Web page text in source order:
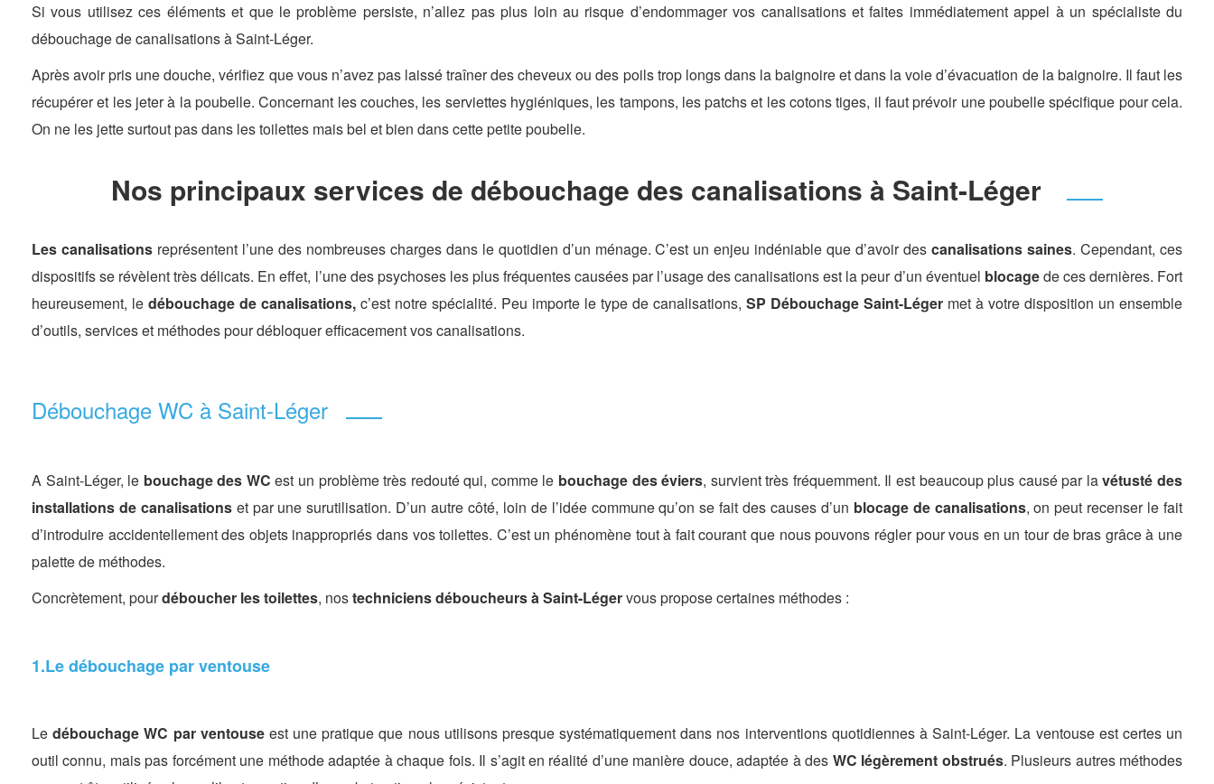
Si vous utilisez ces éléments et que le problème persiste, n’allez pas plus loin au risque d’endommager vos canalisations et faites immédiatement appel à un spécialiste du
débouchage de canalisations à Saint-Léger.
Après avoir pris une douche, vérifiez que vous n’avez pas laissé traîner des cheveux ou des poils trop longs dans la baignoire et dans la voie d’évacuation de la baignoire. Il faut les
récupérer et les jeter à la poubelle. Concernant les couches, les serviettes hygiéniques, les tampons, les patchs et les cotons tiges, il faut prévoir une poubelle spécifique pour cela.
On ne les jette surtout pas dans les toilettes mais bel et bien dans cette petite poubelle.
Nos principaux services de débouchage des canalisations à Saint-Léger
Les canalisationsreprésentent l’une des nombreuses charges dans le quotidien d’un ménage. C’est un enjeu indéniable que d’avoir descanalisations saines. Cependant, ces
dispositifs se révèlent très délicats. En effet, l’une des psychoses les plus fréquentes causées par l’usage des canalisations est la peur d’un éventuel blocagede ces dernières. Fort
heureusement, le débouchage de canalisations, c’est notre spécialité. Peu importe le type de canalisations, SP Débouchage Saint-Léger met à votre disposition un ensemble
d’outils, services et méthodes pour débloquer efficacement vos canalisations.
Débouchage WC à Saint-Léger
A Saint-Léger, le bouchage des WC est un problème très redouté qui, comme le bouchage des éviers, survient très fréquemment. Il est beaucoup plus causé par lavétusté des
installations de canalisationset par une surutilisation. D’un autre côté, loin de l’idée commune qu’on se fait des causes d’un blocage de canalisations, on peut recenser le fait
d’introduire accidentellement des objets inappropriés dans vos toilettes. C’est un phénomène tout à fait courant que nous pouvons régler pour vous en un tour de bras grâce à une
palette de méthodes.
Concrètement, pourdéboucher les toilettes, nostechniciens déboucheurs à Saint-Légervous propose certaines méthodes :
1.Le débouchage par ventouse
Ledébouchage WC par ventouseest une pratique que nous utilisons presque systématiquement dans nos interventions quotidiennes à Saint-Léger. La ventouse est certes un
outil connu, mais pas forcément une méthode adaptée à chaque fois. Il s’agit en réalité d’une manière douce, adaptée à des WC légèrement obstrués. Plusieurs autres méthodes